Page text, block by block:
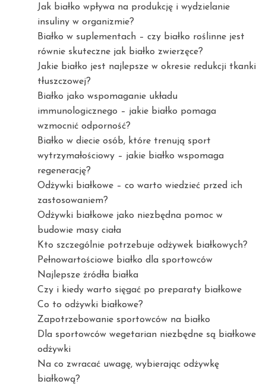
Jak białko wpływa na produkcję i wydzielanie
insuliny w organizmie?
Białko w suplementach – czy białko roślinne jest
równie skuteczne jak białko zwierzęce?
Jakie białko jest najlepsze w okresie redukcji tkanki
tłuszczowej?
Białko jako wspomaganie układu
immunologicznego – jakie białko pomaga
wzmocnić odporność?
Białko w diecie osób, które trenują sport
wytrzymałościowy – jakie białko wspomaga
regenerację?
Odżywki białkowe – co warto wiedzieć przed ich
zastosowaniem?
Odżywki białkowe jako niezbędna pomoc w
budowie masy ciała
Kto szczególnie potrzebuje odżywek białkowych?
Pełnowartościowe białko dla sportowców
Najlepsze źródła białka
Czy i kiedy warto sięgać po preparaty białkowe
Co to odżywki białkowe?
Zapotrzebowanie sportowców na białko
Dla sportowców wegetarian niezbędne są białkowe
odżywki
Na co zwracać uwagę, wybierając odżywkę
białkową?